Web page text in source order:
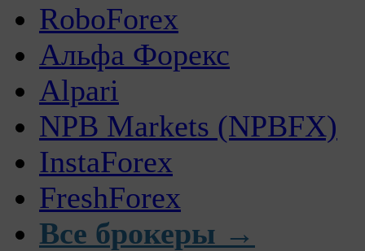
RoboForex
Альфа Форекс
Alpari
NPB Markets (NPBFX)
InstaForex
FreshForex
Все брокеры →